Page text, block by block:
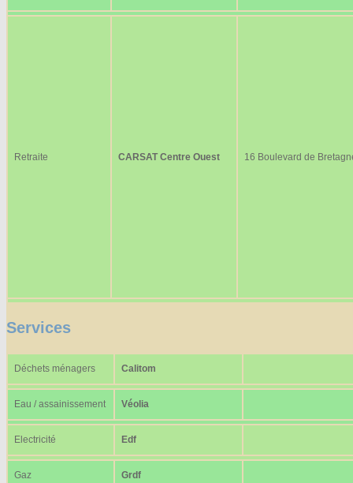
Retraite CARSAT Centre Ouest 16 Boulevard de
Services
Déchets ménagers Calitom
Eau / assainissement Véolia
Electricité Edf
Gaz Grdf